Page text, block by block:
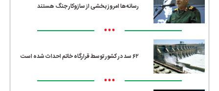
رسانه‌ها امروز بخشی از سازوکار جنگ هستند
•••
۶۲ سد در کشور توسط قرارگاه خاتم احداث شده است
•••